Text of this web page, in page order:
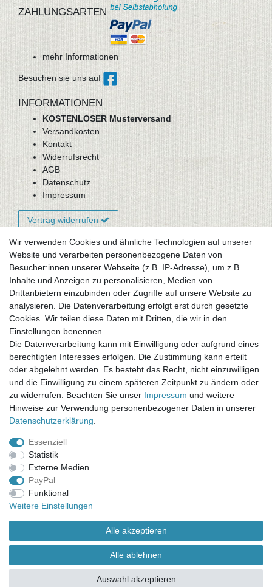
ZAHLUNGSARTEN
mehr Informationen
Besuchen sie uns auf
INFORMATIONEN
KOSTENLOSER Musterversand
Versandkosten
Kontakt
Widerrufsrecht
AGB
Datenschutz
Impressum
Vertrag widerrufen
Newsletter-Anmeldung
FAQ / Fragen
Mein Warenkorb
Mein Merkzettel
Mein Konto
UNSER LADENGESCHÄFT
Gottlieb-Daimler-Str. 10
33334 Gütersloh
ÖFFNUNGSZEITEN
Montag - Dienstag: 8.00 - 18.00 Uhr, Mittwoch Ruhetag,
Donnerstag: 8.00 - 18.00 Uhr, Freitag 8.00 - 14.00 Uhr
KUNDENSERVICE
Telefon: (05241) 403 22 38
E-Mail: info@stoffamstueck.de
Alle Preise inklusive gesetzlicher Mehrwertsteuer und
zuzüglichVersandkosten. * Pflichtfeld
Wir verwenden Cookies und ähnliche Technologien auf unserer
Website und verarbeiten personenbezogene Daten von
Besucher:innen unserer Webseite (z.B. IP-Adresse), um z.B.
Inhalte und Anzeigen zu personalisieren, Medien von
Drittanbietern einzubinden oder Zugriffe auf unsere Website zu
analysieren. Die Datenverarbeitung erfolgt erst durch gesetzte
Cookies. Wir teilen diese Daten mit Dritten, die wir in den
Einstellungen benennen.
Die Datenverarbeitung kann mit Einwilligung oder aufgrund eines
berechtigten Interesses erfolgen. Die Zustimmung kann erteilt
oder abgelehnt werden. Es besteht das Recht, nicht einzuwilligen
und die Einwilligung zu einem späteren Zeitpunkt zu ändern oder
zu widerrufen. Beachten Sie unser Impressum und weitere
Hinweise zur Verwendung personenbezogener Daten in unserer
Daten­schutz­erklärung
Essenziell
Statistik
Externe Medien
PayPal
Funktional
Weitere Einstellungen
Alle akzeptieren
Alle ablehnen
Auswahl akzeptieren